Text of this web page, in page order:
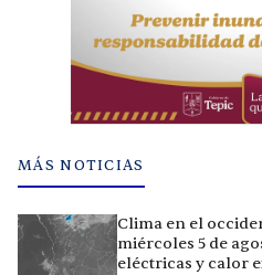
MÁS NOTICIAS
Clima en el
miércoles 5 de
eléctricas y calor